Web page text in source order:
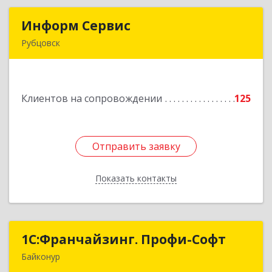
Информ Сервис
Рубцовск
Клиентов на сопровождении 125
Отправить заявку
Показать контакты
Подробнее
Отправить заявку
Назад
1С:Франчайзинг. Профи-Софт
Байконур
1С:Франчайзинг. Профи-Софт